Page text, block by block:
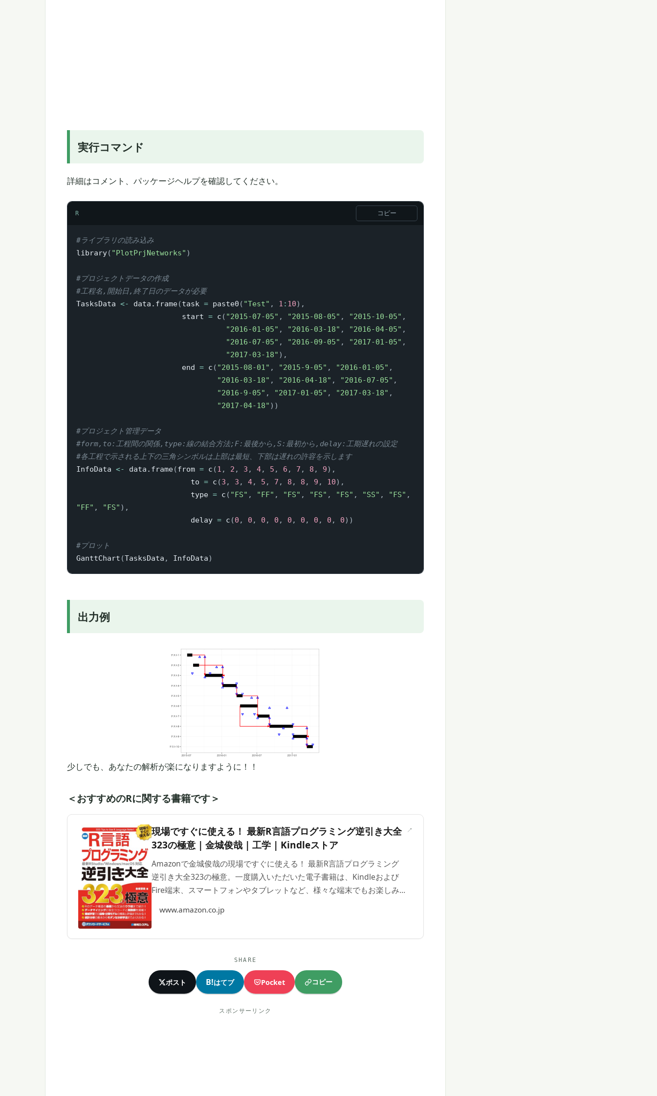
実行コマンド
詳細はコメント、パッケージヘルプを確認してください。
R コピー
#ライブラリの読み込み
library( "PlotPrjNetworks" )
#プロジェクトデータの作成
#工程名,開始日,終了日のデータが必要
TasksData <- data.frame(task = paste0 ( "Test" , 1 : 10) ,
                        start
= c ( "2015-07-05" , "2015-08-05" , "2015-10-05" ,
"2016-01-05" , "2016-03-18" , "2016-04-05" ,
"2016-07-05" , "2016-09-05" , "2017-01-05" ,
"2017-03-18" ) ,
                        end
= c ( "2015-08-01" , "2015-9-05" , "2016-01-05" ,
"2016-03-18" , "2016-04-18" , "2016-07-05" ,
"2016-9-05" , "2017-01-05" , "2017-03-18" ,
"2017-04-18" ) )
#プロジェクト管理データ
#form,to:工程間の関係,type:線の結合方法;F:最後から,S:最初から,delay:工期遅れの設定
#各工程で示される上下の三角シンボルは上部は最短、下部は遅れの許容を示します
InfoData <- data.frame(from = c (1 , 2 , 3 , 4, 5 , 6 , 7 , 8 , 9) ,
                          to
= c (3 , 3 , 4, 5 , 7 , 8 , 8 , 9 , 10) ,
                          type
= c ( "FS" , "FF" , "FS" , "FS" , "FS" , "SS" , "FS" ,
"FF" , "FS" ) ,
                          delay
= c (0 , 0 , 0 , 0 , 0 , 0 , 0 , 0 , 0) )
#プロット
GanttChart (TasksData , InfoData)
出力例
少しでも、あなたの解析が楽になりますように！！
＜おすすめのRに関する書籍です＞
現場ですぐに使える！ 最新R言語プログラミング逆引き大全
323の極意 | 金城俊哉 | 工学 | Kindleストア
Amazonで金城俊哉の現場ですぐに使える！ 最新R言語プログラミング
逆引き大全323の極意。一度購入いただいた電子書籍は、Kindleおよび
Fire端末、スマートフォンやタブレットなど、様々な端末でもお楽しみ
www.amazon.co.jp
SHARE
ポスト B!はてブ Pocket コピー
スポンサーリンク